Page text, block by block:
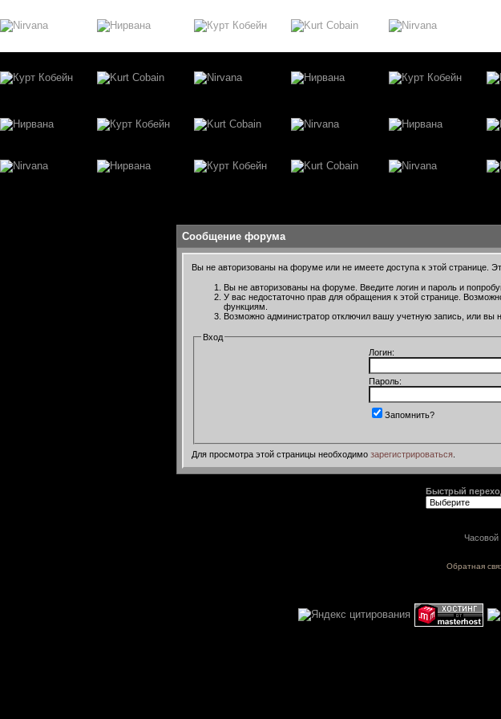
Сообщение форума
Вы не авторизованы на форуме или не имеете доступа к этой странице.
Вы не авторизованы на форуме. Введите логин и пароль и
У вас недостаточно прав для обращения к этой странице.
функциям.
Возможно администратор отключил вашу учетную запись, или вы
Вход
Логин:
Пароль:
Запомнить?
Для просмотра этой страницы необходимо зарегистрироваться.
Быстрый
Часовой
Обратная